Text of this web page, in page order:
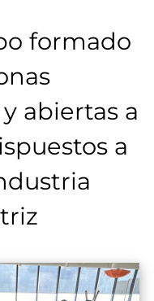
formado
abiertas a
a